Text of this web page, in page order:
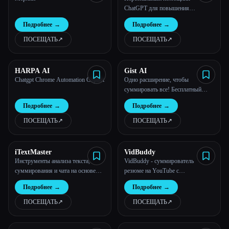
Подробнее →
ПОСЕЩАТЬ↗︎
ChatGPT для повышения
производительности
Подробнее →
ПОСЕЩАТЬ↗︎
HARPA AI
Chatgpt Chrome Automation Copilot
Подробнее →
ПОСЕЩАТЬ↗︎
Gist AI
Одно расширение, чтобы
суммировать все! Бесплатный
инструмент суммирования на базе
ChatGPT для веб-сайтов,
видеороликов YouTube и PDF-
файлов. Один сумматор AI, чтобы
Подробнее →
ПОСЕЩАТЬ↗︎
iTextMaster
Инструменты анализа текста,
суммирования и чата на основе
искусственного интеллекта
Подробнее →
ПОСЕЩАТЬ↗︎
VidBuddy
VidBuddy - суммирователь
резюме на YouTube с
искусственным интеллектом
(расширение для Chrome)
Подробнее →
ПОСЕЩАТЬ↗︎